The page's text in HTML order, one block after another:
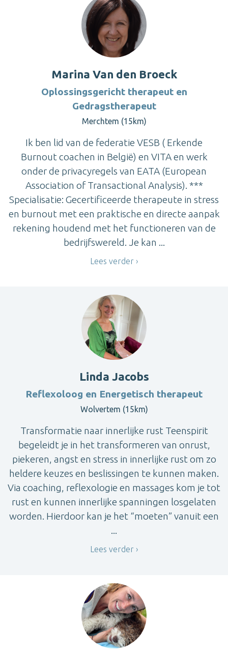
Marina Van den Broeck
Oplossingsgericht therapeut en
Gedragstherapeut
Merchtem (15km)
Ik ben lid van de federatie VESB ( Erkende
Burnout coachen in België) en VITA en werk
onder de privacyregels van EATA (European
Association of Transactional Analysis). ***
Specialisatie: Gecertificeerde therapeute in stress
en burnout met een praktische en directe aanpak
rekening houdend met het functioneren van de
bedrijfswereld. Je kan ...
Lees verder
Linda Jacobs
Reflexoloog en Energetisch therapeut
Wolvertem (15km)
Transformatie naar innerlijke rust Teenspirit
begeleidt je in het transformeren van onrust,
piekeren, angst en stress in innerlijke rust om zo
heldere keuzes en beslissingen te kunnen maken.
Via coaching, reflexologie en massages kom je tot
rust en kunnen innerlijke spanningen losgelaten
worden. Hierdoor kan je het “moeten” vanuit een
...
Lees verder